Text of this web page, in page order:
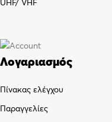
UHF/ VHF
Λογαριασμός
Πίνακας ελέγχου
Παραγγελίες